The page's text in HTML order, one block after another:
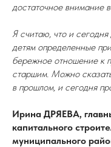
достаточное внимание
Я считаю, что и
детям определенные
бережное отношение к
старшим. Можно
в прошлом, и сегодня
Ирина ДРЯЕВА,
капитального
муниципального